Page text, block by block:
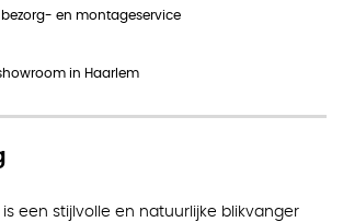
bezorg- en montageservice
in Haarlem
is een stijlvolle en natuurlijke blikvanger